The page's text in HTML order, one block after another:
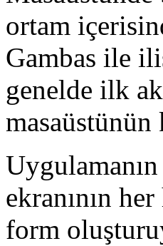
ortam
Gambas ile
genelde ilk
ekranının
form